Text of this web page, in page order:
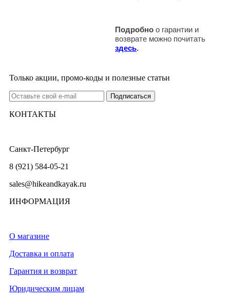
Подробно о гарантии и
возврате можно почитать
здесь.
Только акции, промо-коды и полезные статьи
КОНТАКТЫ
Санкт-Петербург
8 (921) 584-05-21
sales@hikeandkayak.ru
ИНФОРМАЦИЯ
О магазине
Доставка и оплата
Гарантия и возврат
Юридическим лицам